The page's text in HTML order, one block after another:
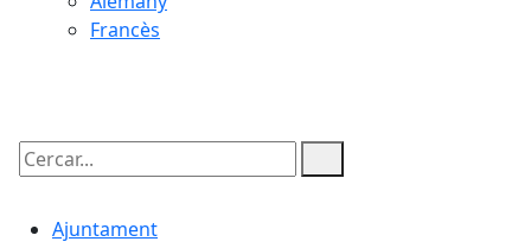
Francès
Cercar:
Ajuntament